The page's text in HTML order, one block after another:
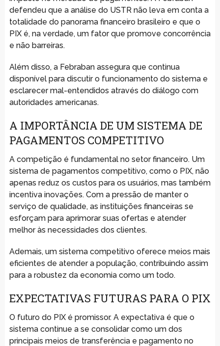
defendeu que a análise do USTR não leva em conta a
totalidade do panorama financeiro brasileiro e que o
PIX é, na verdade, um fator que promove concorrência
e não barreiras.
Além disso, a Febraban assegura que continua
disponível para discutir o funcionamento do sistema e
esclarecer mal-entendidos através do diálogo com
autoridades americanas.
A IMPORTÂNCIA DE UM SISTEMA DE
PAGAMENTOS COMPETITIVO
A competição é fundamental no setor financeiro. Um
sistema de pagamentos competitivo, como o PIX, não
apenas reduz os custos para os usuários, mas também
incentiva inovações. Com a pressão de manter o
serviço de qualidade, as instituições financeiras se
esforçam para aprimorar suas ofertas e atender
melhor às necessidades dos clientes.
Ademais, um sistema competitivo oferece meios mais
eficientes de atender a população, contribuindo assim
para a robustez da economia como um todo.
EXPECTATIVAS FUTURAS PARA O PIX
O futuro do PIX é promissor. A expectativa é que o
sistema continue a se consolidar como um dos
principais meios de transferência e pagamento no